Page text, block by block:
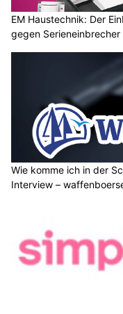
EM Haustechnik: Der
gegen Serieneinbrecher
Wie komme ich in der
Interview –